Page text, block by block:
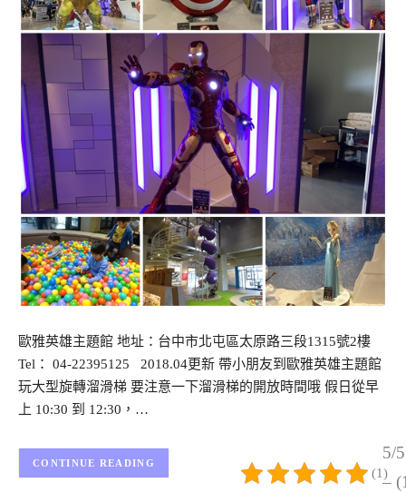
歐雅英雄主題館 地址：台中市北屯區太原路三段1315號2樓
Tel： 04-22395125 2018.04更新 帶小朋友到歐雅英雄主題館
玩大型旋轉溜滑梯 要注意一下溜滑梯的開放時間哦 假日從早
上 10:30 到 12:30，…
5/5
–
(1)
CONTINUE READING